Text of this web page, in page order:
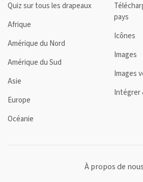
Quiz sur tous les drapeaux
Afrique
Amérique du Nord
Amérique du Sud
Asie
Europe
Océanie
pays
Icônes
Images
Images
Intégrer
À propos de nous